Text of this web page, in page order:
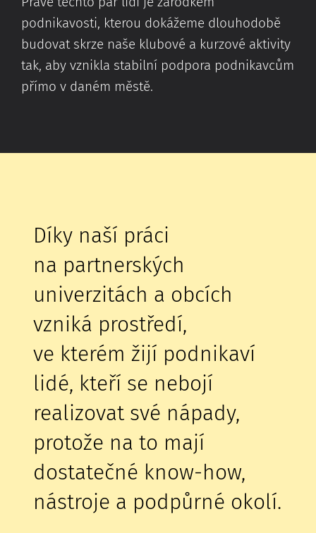
podnikavosti, kterou dokážeme dlouhodobě
budovat skrze naše klubové a kurzové aktivity
tak, aby vznikla stabilní podpora podnikavcům
přímo v daném městě.
Díky naší práci
na partnerských
univerzitách a obcích
vzniká prostředí,
ve kterém žijí podnikaví
lidé, kteří se nebojí
realizovat své nápady,
protože na to mají
dostatečné know-how,
nástroje a podpůrné okolí.